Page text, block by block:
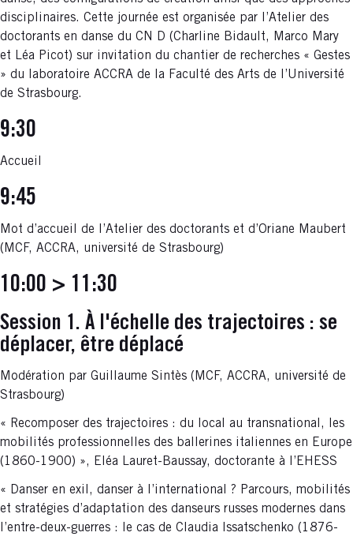
disciplinaires. Cette journée est organisée par l’Atelier des
doctorants en danse du CN D (Charline Bidault, Marco Mary
et Léa Picot) sur invitation du chantier de recherches « Gestes
» du laboratoire ACCRA de la Faculté des Arts de l’Université
de Strasbourg.
9:30
Accueil
9:45
Mot d’accueil de l’Atelier des doctorants et d’Oriane Maubert
(MCF, ACCRA, université de Strasbourg)
10:00 > 11:30
Session 1. À l'échelle des trajectoires : se
déplacer, être déplacé
Modération par Guillaume Sintès (MCF, ACCRA, université de
Strasbourg)
« Recomposer des trajectoires : du local au transnational, les
mobilités professionnelles des ballerines italiennes en Europe
(1860-1900) », Eléa Lauret-Baussay, doctorante à l’EHESS
« Danser en exil, danser à l’international ? Parcours, mobilités
et stratégies d’adaptation des danseurs russes modernes dans
l’entre-deux-guerres : le cas de Claudia Issatschenko (1876-